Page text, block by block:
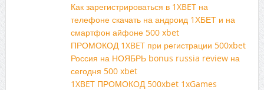
Как зарегистрироваться в 1XBET на
телефоне скачать на андроид 1ХБЕТ и на
смартфон айфоне 500 xbet
ПРОМОКОД 1XBET при регистрации 500xbet
Россия на НОЯБРЬ bonus russia review на
сегодня 500 xbet
1XBET ПРОМОКОД 500xbet 1xGames